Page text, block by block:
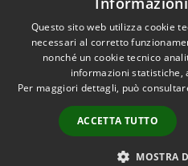
RSS
Accessibilità
Cookie
Mappa del sito
Questo sito web utilizza cookie
necessari al corretto
nonché un cookie tecnico
informazioni statistiche,
Per maggiori dettagli, può
ACCETTA TUTTO
MOSTRA